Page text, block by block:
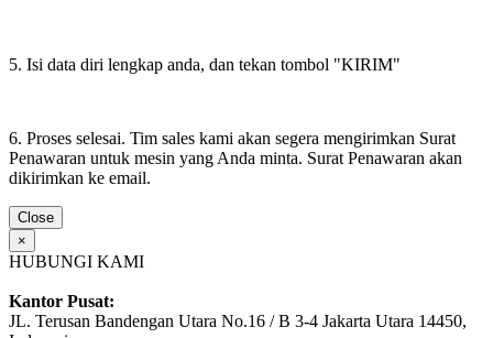
5. Isi data diri lengkap anda, dan tekan tombol "KIRIM"
6. Proses selesai. Tim sales kami akan segera mengirimkan Surat
Penawaran untuk mesin yang Anda minta. Surat Penawaran akan
dikirimkan ke email.
Close
×
HUBUNGI KAMI
Kantor Pusat:
JL. Terusan Bandengan Utara No.16 / B 3-4 Jakarta Utara 14450,